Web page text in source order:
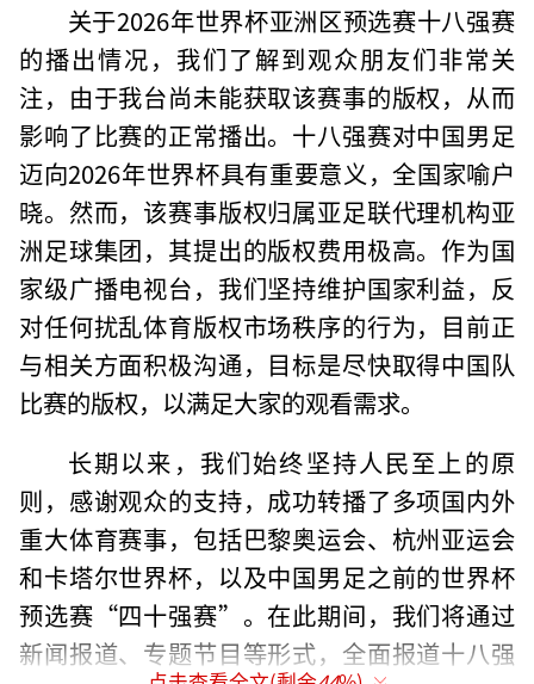
关于2026年世界杯亚洲区预选赛十八强赛
的播出情况，我们了解到观众朋友们非常关
注，由于我台尚未能获取该赛事的版权，从而
影响了比赛的正常播出。十八强赛对中国男足
迈向2026年世界杯具有重要意义，全国家喻户
晓。然而，该赛事版权归属亚足联代理机构亚
洲足球集团，其提出的版权费用极高。作为国
家级广播电视台，我们坚持维护国家利益，反
对任何扰乱体育版权市场秩序的行为，目前正
与相关方面积极沟通，目标是尽快取得中国队
比赛的版权，以满足大家的观看需求。
长期以来，我们始终坚持人民至上的原
则，感谢观众的支持，成功转播了多项国内外
重大体育赛事，包括巴黎奥运会、杭州亚运会
和卡塔尔世界杯，以及中国男足之前的世界杯
预选赛“四十强赛”。在此期间，我们将通过
新闻报道、专题节目等形式，全面报道十八强